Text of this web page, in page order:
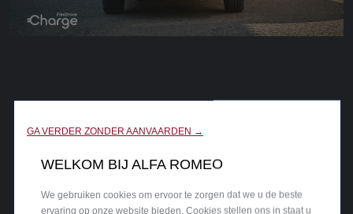
GA VERDER ZONDER AANVAARDEN →
WELKOM BIJ ALFA ROMEO
We gebruiken cookies om ervoor te zorgen dat we u de beste
ervaring op onze website bieden. Cookies stellen ons in staat u